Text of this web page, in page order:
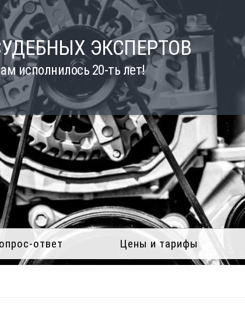
ЭКСПЕРТОВ
исполнилось 20-ть лет!
ответ Цены и тарифы